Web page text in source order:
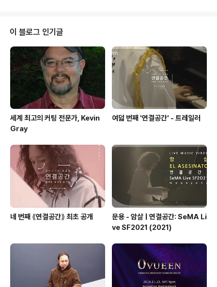
었다."고 말씀하셨습니다. 공식적인 내용은 지난 3월 13일
'사운드오브뮤직 정승조입니다' 페이스북 페이지를 통해
밝혔으며 아래와 같습니다. -사뮤 가족 여러분 안녕하세요.
정승조 아나운섭니다. 변함 없이 사뮤를 애청해 주셔서 고
맙습니다. 그럼에도 불구하고 이런 말씀을 드리게 된 점을
송구하게 생각합니다. ..
이 블로그 인기글
세계 최고의 커팅 전문가, Kevin
Gray
여덟 번째 '연결공간' - 트레일러
네 번째 ⟪연결공간⟫ 최초 공개
문용 - 암살 | 연결공간: SeMA Li
ve SF2021 (2021)